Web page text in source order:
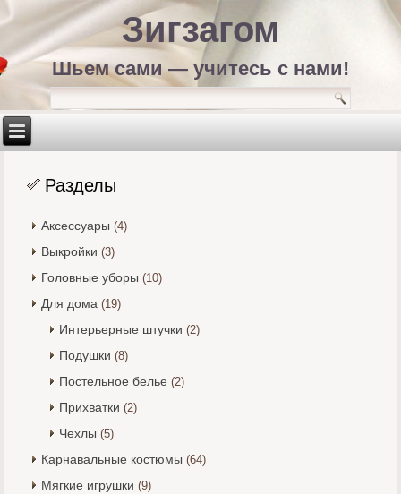
Зигзагом
Шьем сами — учитесь с нами!
Разделы
Аксессуары (4)
Выкройки (3)
Головные уборы (10)
Для дома (19)
Интерьерные штучки (2)
Подушки (8)
Постельное белье (2)
Прихватки (2)
Чехлы (5)
Карнавальные костюмы (64)
Мягкие игрушки (9)